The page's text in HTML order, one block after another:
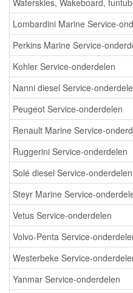
Waterskies, Wakeboard,
Lombardini Marine Service-
Perkins Marine Service-
Kohler Service-onderdelen
Nanni diesel Service-
Peugeot Service-onderdelen
Renault Marine Service-
Ruggerini Service-onderdelen
Solé diesel Service-onderdelen
Steyr Marine Service-
Vetus Service-onderdelen
Volvo-Penta Service-
Westerbeke Service-
Yanmar Service-onderdelen